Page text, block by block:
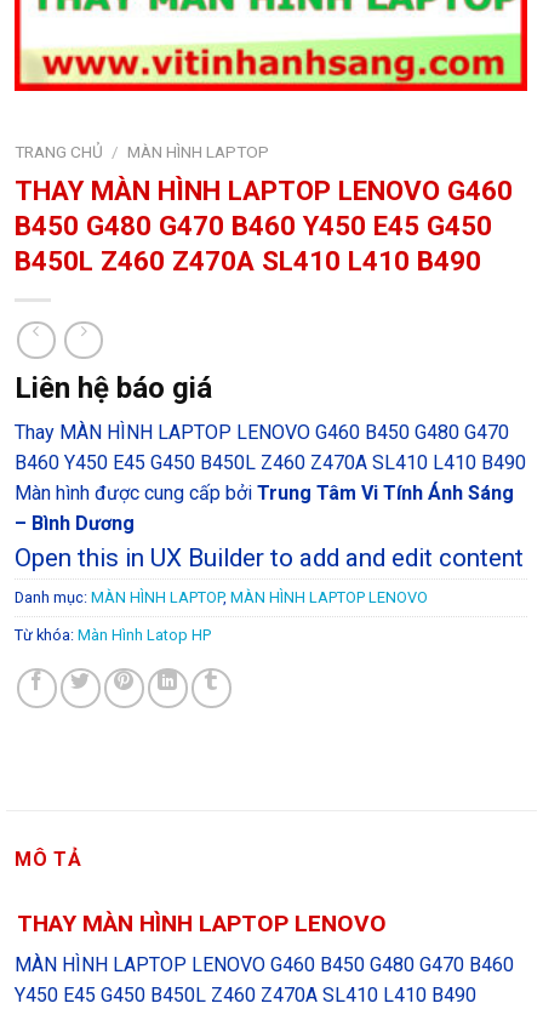
TRANG CHỦ / MÀN HÌNH LAPTOP
THAY MÀN HÌNH LAPTOP LENOVO G460
B450 G480 G470 B460 Y450 E45 G450
B450L Z460 Z470A SL410 L410 B490
Liên hệ báo giá
Thay MÀN HÌNH LAPTOP LENOVO G460 B450 G480 G470
B460 Y450 E45 G450 B450L Z460 Z470A SL410 L410 B490
Màn hình được cung cấp bởi Trung Tâm Vi Tính Ánh Sáng
– Bình Dương
Open this in UX Builder to add and edit content
Danh mục: MÀN HÌNH LAPTOP, MÀN HÌNH LAPTOP LENOVO
Từ khóa: Màn Hình Latop HP
MÔ TẢ
THAY MÀN HÌNH LAPTOP LENOVO
MÀN HÌNH LAPTOP LENOVO G460 B450 G480 G470 B460
Y450 E45 G450 B450L Z460 Z470A SL410 L410 B490